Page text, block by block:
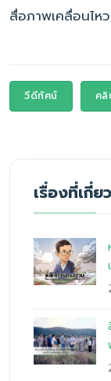
สื่อภาพเคลื่อนไห
วีดีทัศน์ คลิ
เรื่องที่เกี่